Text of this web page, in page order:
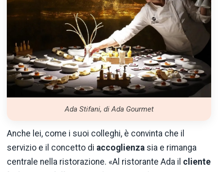
Ada Stifani, di Ada Gourmet
Anche lei, come i suoi colleghi, è convinta che il
servizio e il concetto di accoglienza sia e rimanga
centrale nella ristorazione. «Al ristorante Ada il cliente